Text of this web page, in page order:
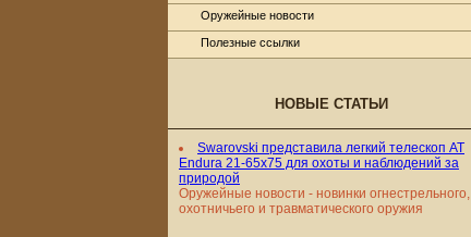
Оружейные новости
Полезные ссылки
НОВЫЕ СТАТЬИ
Swarovski представила легкий телескоп AT
Endura 21-65x75 для охоты и наблюдений за
природой
Оружейные новости - новинки огнестрельного,
охотничьего и травматического оружия